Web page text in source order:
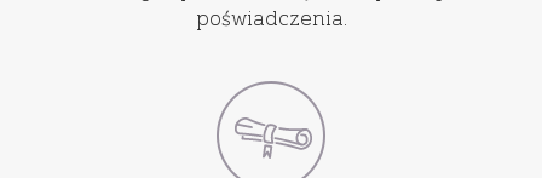
poświadczenia.